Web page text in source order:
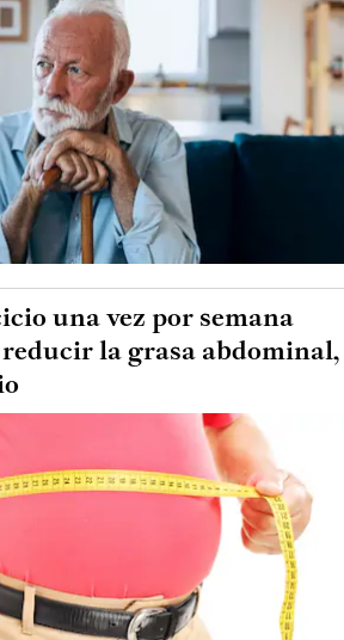
una vez por semana
la grasa abdominal,